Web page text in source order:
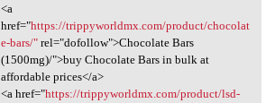
<a
href="https://trippyworldmx.com/product/chocolat
e-bars/"rel="dofollow">Chocolate Bars
(1500mg)/">buy Chocolate Bars in bulk at
affordable prices</a>
<a href="https://trippyworldmx.com/product/lsd-